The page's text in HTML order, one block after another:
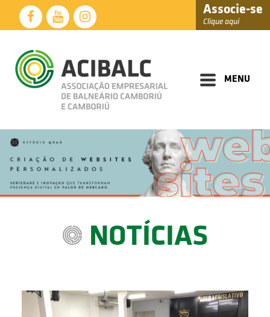
Associe-se
Clique aqui
MENU
Diretoria
Documentos
Soluções
Núcleos
NOTÍCIAS